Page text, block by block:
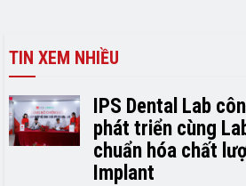
TIN XEM NHIỀU
IPS Dental Lab
phát triển cùng
chuẩn hóa chất
Implant